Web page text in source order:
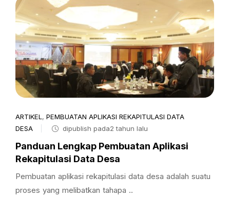
ARTIKEL , PEMBUATAN APLIKASI REKAPITULASI DATA
DESA
dipublish pada2 tahun lalu
Panduan Lengkap Pembuatan Aplikasi
Rekapitulasi Data Desa
Pembuatan aplikasi rekapitulasi data desa adalah suatu
proses yang melibatkan tahapa ..